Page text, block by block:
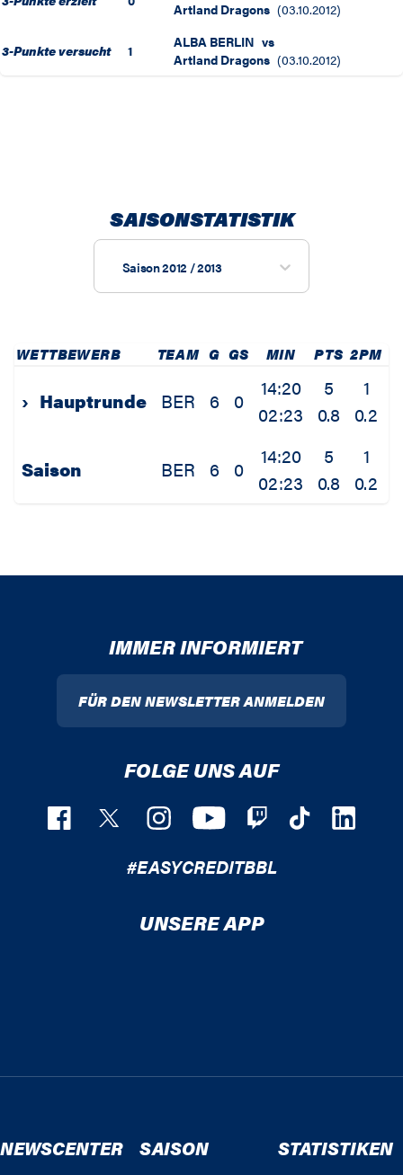
Artland Dragons (03.10.2012)
3-Punkte versucht 1 ALBA BERLIN vs
Artland Dragons (03.10.2012)
SAISONSTATISTIK
Saison 2012 / 2013
WETTBEWERB TEAM G GS MIN PTS 2PM
› Hauptrunde BER 6 0
14:20
02:23
5
0.8
1
0.2
Saison BER 6 0
14:20
02:23
5
0.8
1
0.2
IMMER INFORMIERT
FÜR DEN NEWSLETTER ANMELDEN
FOLGE UNS AUF
#EASYCREDITBBL
UNSERE APP
NEWSCENTER SAISON STATISTIKEN